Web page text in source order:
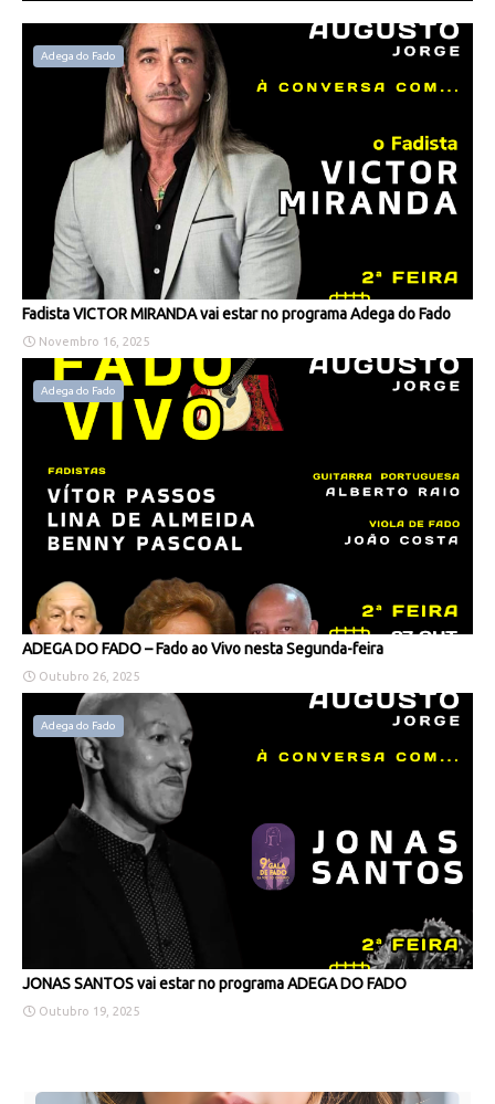
Adega do Fado
Fadista VICTOR MIRANDA vai estar no programa Adega do Fado
Novembro 16, 2025
Adega do Fado
ADEGA DO FADO – Fado ao Vivo nesta Segunda-feira
Outubro 26, 2025
Adega do Fado
JONAS SANTOS vai estar no programa ADEGA DO FADO
Outubro 19, 2025